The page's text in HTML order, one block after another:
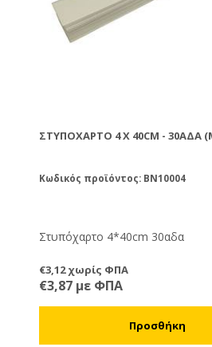
ΣΤΥΠΌΧΑΡΤΟ 4 X 40CM - 30ΑΔΑ
Κωδικός προϊόντος: BN10004
Στυπόχαρτο 4*40cm 30αδα
€3,12 χωρίς ΦΠΑ
€3,87 με ΦΠΑ